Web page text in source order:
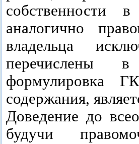
собственности
аналогично
владельца
перечислены
формулировка
содержания,
Доведение до
будучи